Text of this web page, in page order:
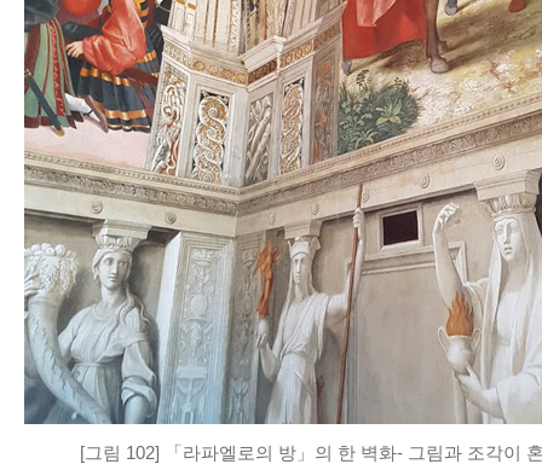
[그림 102] 「라파엘로의 방」의 한 벽화- 그림과 조각이